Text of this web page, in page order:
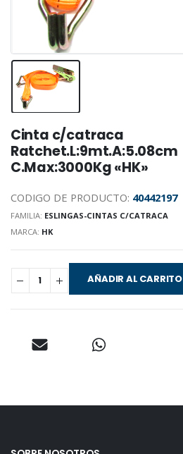
Cinta c/catraca
Ratchet.L:9mt.A:5.08cm
C.Max:3000Kg «HK»
CODIGO DE PRODUCTO: 40442197
FAMILIA: ESLINGAS-CINTAS C/CATRACA
MARCA: HK
AÑADIR AL CARRITO